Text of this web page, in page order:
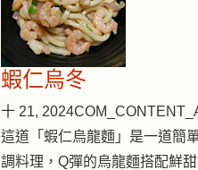
蝦仁烏冬
十 21, 2024
這道「蝦仁烏龍麵」是一道簡
調料理，Q彈的烏龍麵搭配鮮